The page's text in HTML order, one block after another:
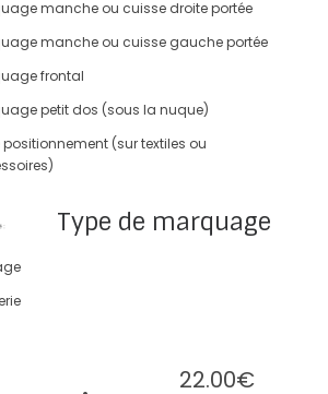
manche ou cuisse droite portée
manche ou cuisse gauche portée
frontal
petit dos (sous la nuque)
positionnement (sur textiles ou
Type de marquage
22.00€